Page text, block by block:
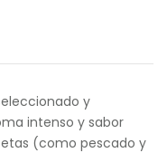
y
intenso y sabor
(como pescado y